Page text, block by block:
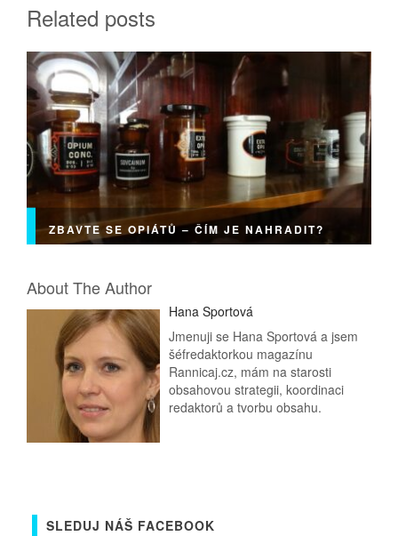
Related posts
ZBAVTE SE OPIÁTŮ – ČÍM JE NAHRADIT?
About The Author
Hana Sportová
Jmenuji se Hana Sportová a jsem
šéfredaktorkou magazínu
Rannicaj.cz, mám na starosti
obsahovou strategii, koordinaci
redaktorů a tvorbu obsahu.
SLEDUJ NÁŠ FACEBOOK